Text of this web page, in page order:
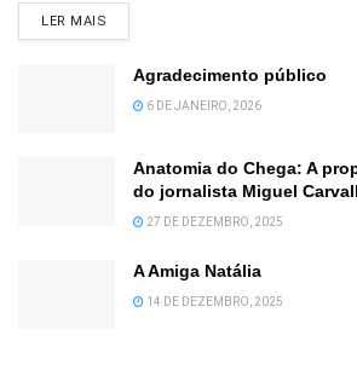
LER MAIS
Agradecimento público
6 DE JANEIRO, 2026
Anatomia do Chega: A
do jornalista Miguel
27 DE DEZEMBRO, 2025
A Amiga Natália
14 DE DEZEMBRO, 2025